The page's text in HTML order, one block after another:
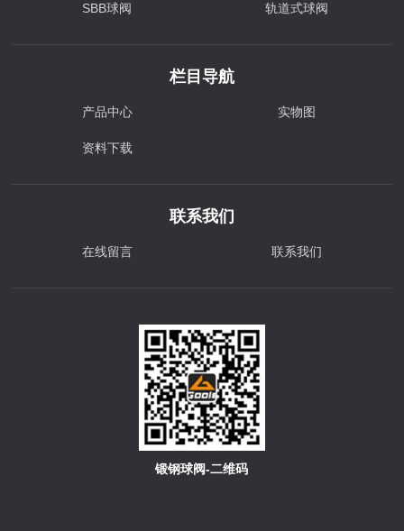
SBB球阀 轨道式球阀
栏目导航
产品中心 实物图
资料下载
联系我们
在线留言 联系我们
锻钢球阀-二维码